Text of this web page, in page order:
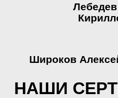
Широков
НАШИ